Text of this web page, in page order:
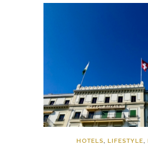
HOTELS, LIFESTYLE,